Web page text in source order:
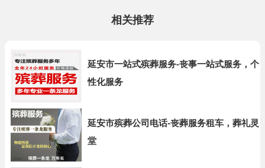
相关推荐
延安市一站式殡葬服务-丧事一站式服务，个
性化服务
延安市殡葬公司电话-丧葬服务租车，葬礼灵
堂